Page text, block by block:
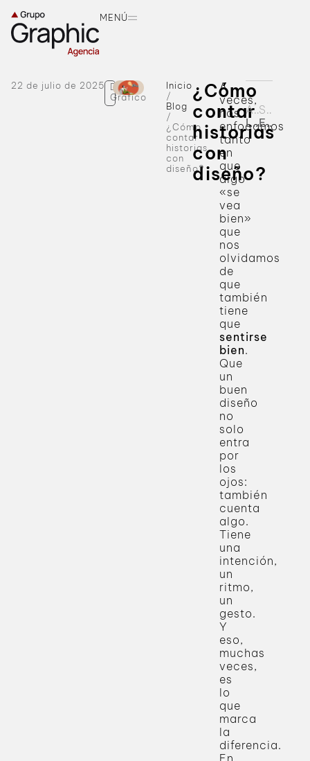
MENÚ
Diseño
Gráfico
22 de julio de 2025
Inicio
/
Blog
/
¿Cómo
contar
historias
con
diseño?
¿Cómo
contar
historias
con
diseño?
A
veces,
nos
enfocamos
tanto
en
que
algo
«se
vea
bien»
que
nos
olvidamos
de
que
también
tiene
que
sentirse
bien.
Que
un
buen
diseño
no
solo
entra
por
los
ojos:
también
cuenta
algo.
Tiene
una
intención,
un
ritmo,
un
gesto.
Y
eso,
muchas
veces,
es
lo
que
marca
la
diferencia.
En
Anterior
La publicidad aérea: un clásico del verano
Siguiente
Estrategias de verano para marcas: Del festival al influencer